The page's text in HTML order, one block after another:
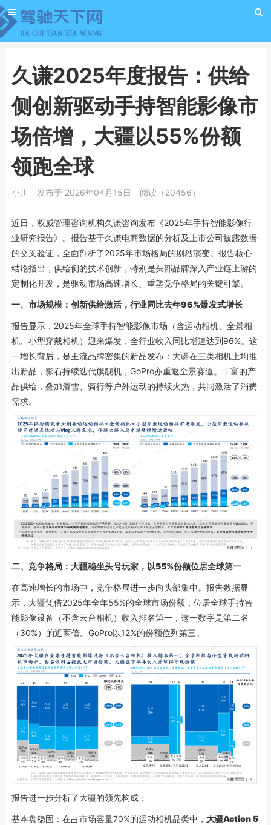
久谦2025年度报告：供给
侧创新驱动手持智能影像市
场倍增，大疆以55%份额
领跑全球
小川 发布于 2026年04月15日 阅读（20456）
近日，权威管理咨询机构久谦咨询发布《2025年手持智能影像行
业研究报告》。报告基于久谦电商数据的分析及上市公司披露数据
的交叉验证，全面剖析了2025年市场格局的剧烈演变。报告核心
结论指出，供给侧的技术创新，特别是头部品牌深入产业链上游的
定制化开发，是驱动市场高速增长、重塑竞争格局的关键引擎。
一、 市场规模：创新供给激活，行业同比去年96%爆发式增长
报告显示，2025年全球手持智能影像市场（含运动相机、全景相
机、小型穿戴相机）迎来爆发，全行业收入同比增速达到96%。这
一增长背后，是主流品牌密集的新品发布：大疆在三类相机上均推
出新品，影石持续迭代旗舰机，GoPro亦重返全景赛道。丰富的产
品供给，叠加滑雪、骑行等户外运动的持续火热，共同激活了消费
需求。
二、 竞争格局：大疆稳坐头号玩家， 以55%份额位居全球第一
在高速增长的市场中，竞争格局进一步向头部集中。报告数据显
示，大疆凭借2025年全年55%的全球市场份额，位居全球手持智
能影像设备（不含云台相机）收入排名第一，这一数字是第二名
（30%）的近两倍。GoPro以12%的份额位列第三。
报告进一步分析了大疆的领先构成：
基本盘稳固：在占市场容量70%的运动相机品类中， 大疆Action 5